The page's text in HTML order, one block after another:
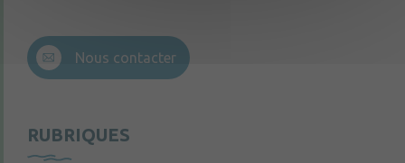
Nous contacter
RUBRIQUES